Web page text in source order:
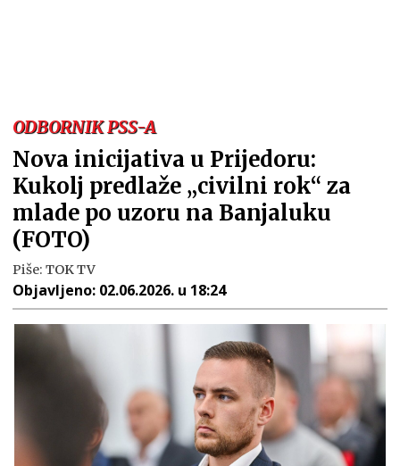
ODBORNIK PSS-A
Nova inicijativa u Prijedoru:
Kukolj predlaže „civilni rok“ za
mlade po uzoru na Banjaluku
(FOTO)
Piše: TOK TV
Objavljeno: 02.06.2026. u 18:24